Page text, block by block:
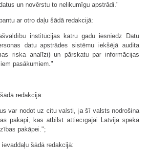
un novērstu to nelikumīgu apstrādi."
ar otro daļu šādā redakcijā:
institūcijas katru gadu iesniedz Datu
datu apstrādes sistēmu iekšējā audita
riska analīzi) un pārskatu par informācijas
pasākumiem."
redakcijā:
var nodot uz citu valsti, ja šī valsts nodrošina
pakāpi, kas atbilst attiecīgajai Latvijā spēkā
pakāpei.";
šādā redakcijā: